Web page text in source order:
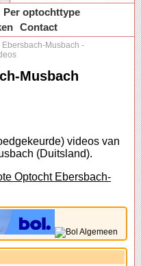
Per optochttype
Contact
Ebersbach-Musbach -
Musbach
videos van
(Duitsland).
Optocht Ebersbach-